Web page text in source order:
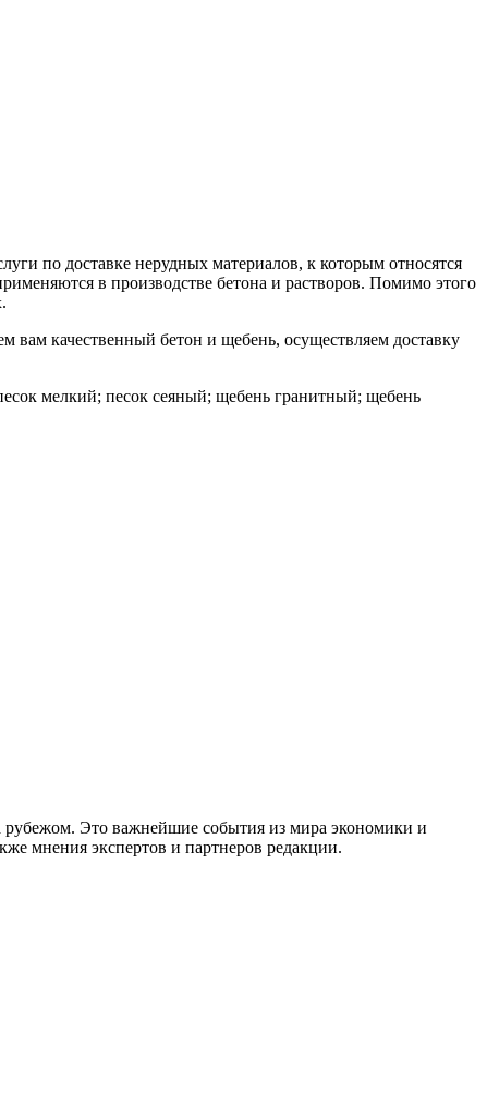
по доставке нерудных материалов, к которым относятся
в производстве бетона и растворов. Помимо этого
качественный бетон и щебень, осуществляем доставку
мелкий; песок сеяный; щебень гранитный; щебень
рубежом. Это важнейшие события из мира экономики и
мнения экспертов и партнеров редакции.